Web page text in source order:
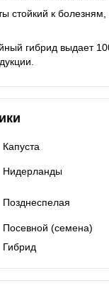
стойкий к
гибрид выдает
Капуста
Нидерланды
Позднеспелая
Посевной (семена)
Гибрид